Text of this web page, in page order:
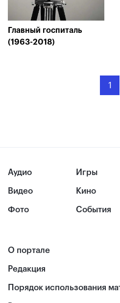
Главный госпиталь
(1963-2018)
1
Аудио
Видео
Фото
Игры
Кино
События
О портале
Редакция
Порядок использования